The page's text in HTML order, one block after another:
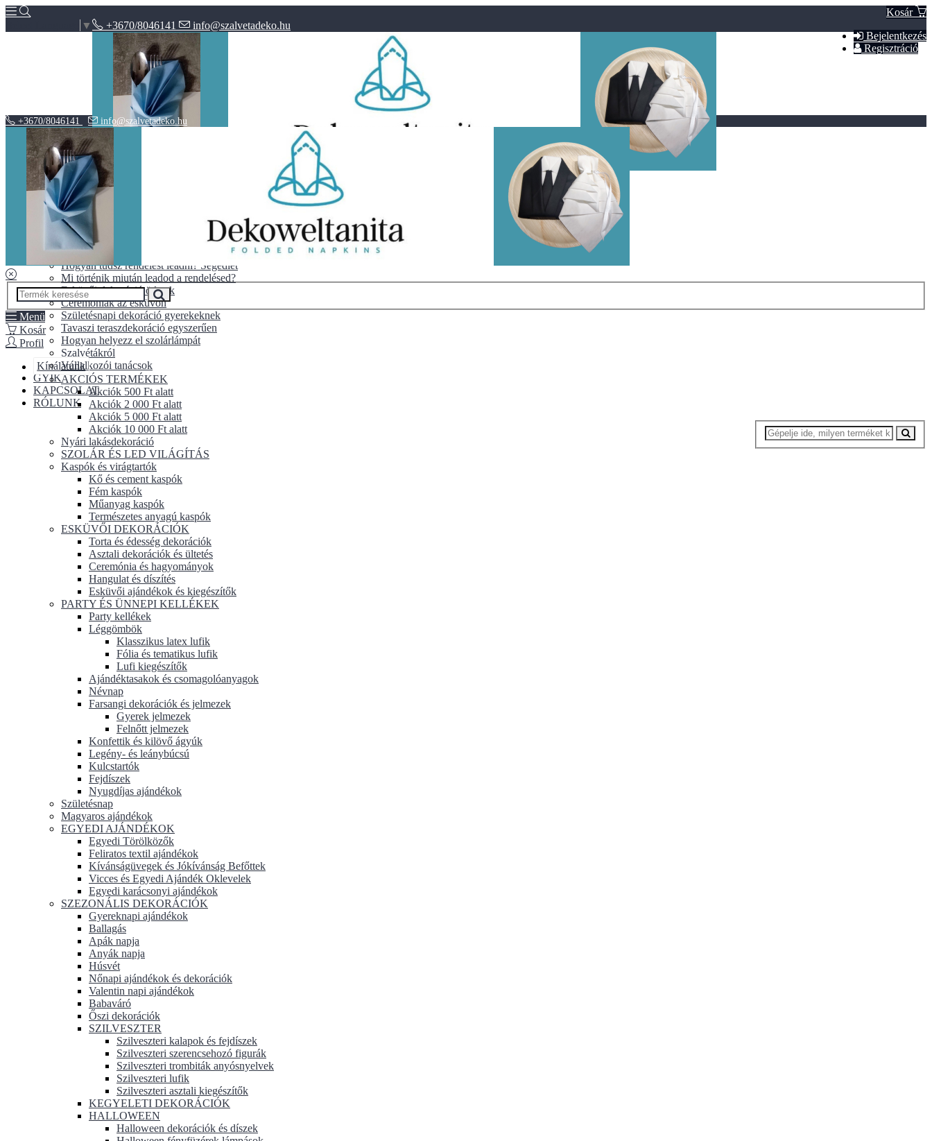
Kosár
Bejelentkezés
Regisztráció
▼ +3670/8046141 info@szalvetadeko.hu
Hírek
ÁSZF
Adatvédelem
BLOG
10+1 tipp a tökéletes nászajándékhoz
Halloween vs. Mindenszentek
Hogyan tudsz rendelést leadni? Segédlet
Mi történik miután leadod a rendelésed?
Esküvői dekoráció ötletek
Ceremóniák az esküvőn
Születésnapi dekoráció gyerekeknek
Tavaszi teraszdekoráció egyszerűen
Hogyan helyezz el szolárlámpát
Szalvétákról
Vállalkozói tanácsok
GYIK
KAPCSOLAT
RÓLUNK
+3670/8046141 info@szalvetadeko.hu
Menü
Kosár
Profil
Kínálatunk
AKCIÓS TERMÉKEK
Akciók 500 Ft alatt
Akciók 2 000 Ft alatt
Akciók 5 000 Ft alatt
Akciók 10 000 Ft alatt
Nyári lakásdekoráció
SZOLÁR ÉS LED VILÁGÍTÁS
Kaspók és virágtartók
Kő és cement kaspók
Fém kaspók
Műanyag kaspók
Természetes anyagú kaspók
ESKÜVŐI DEKORÁCIÓK
Torta és édesség dekorációk
Asztali dekorációk és ültetés
Ceremónia és hagyományok
Hangulat és díszítés
Esküvői ajándékok és kiegészítők
PARTY ÉS ÜNNEPI KELLÉKEK
Party kellékek
Léggömbök
Klasszikus latex lufik
Fólia és tematikus lufik
Lufi kiegészítők
Ajándéktasakok és csomagolóanyagok
Névnap
Farsangi dekorációk és jelmezek
Gyerek jelmezek
Felnőtt jelmezek
Konfettik és kilövő ágyúk
Legény- és leánybúcsú
Kulcstartók
Fejdíszek
Nyugdíjas ajándékok
Születésnap
Magyaros ajándékok
EGYEDI AJÁNDÉKOK
Egyedi Törölközők
Feliratos textil ajándékok
Kívánságüvegek és Jókívánság Befőttek
Vicces és Egyedi Ajándék Oklevelek
Egyedi karácsonyi ajándékok
SZEZONÁLIS DEKORÁCIÓK
Gyereknapi ajándékok
Ballagás
Apák napja
Anyák napja
Húsvét
Nőnapi ajándékok és dekorációk
Valentin napi ajándékok
Babaváró
Őszi dekorációk
SZILVESZTER
Szilveszteri kalapok és fejdíszek
Szilveszteri szerencsehozó figurák
Szilveszteri trombiták anyósnyelvek
Szilveszteri lufik
Szilveszteri asztali kiegészítők
KEGYELETI DEKORÁCIÓK
HALLOWEEN
Halloween dekorációk és díszek